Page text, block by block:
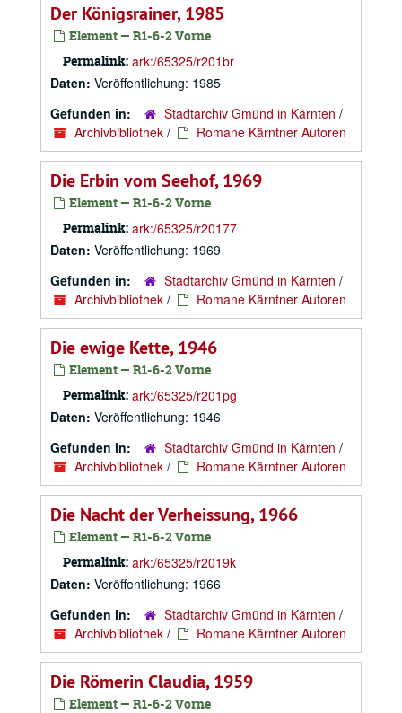
Der Königsrainer, 1985
Element — R1-6-2 Vorne
Permalink: ark:/65325/r201br
Daten: Veröffentlichung: 1985
Gefunden in:
Stadtarchiv Gmünd in Kärnten /
Archivbibliothek / Romane Kärntner Autoren
Die Erbin vom Seehof, 1969
Element — R1-6-2 Vorne
Permalink: ark:/65325/r20177
Daten: Veröffentlichung: 1969
Gefunden in:
Stadtarchiv Gmünd in Kärnten /
Archivbibliothek / Romane Kärntner Autoren
Die ewige Kette, 1946
Element — R1-6-2 Vorne
Permalink: ark:/65325/r201pg
Daten: Veröffentlichung: 1946
Gefunden in:
Stadtarchiv Gmünd in Kärnten /
Archivbibliothek / Romane Kärntner Autoren
Die Nacht der Verheissung, 1966
Element — R1-6-2 Vorne
Permalink: ark:/65325/r2019k
Daten: Veröffentlichung: 1966
Gefunden in:
Stadtarchiv Gmünd in Kärnten /
Archivbibliothek / Romane Kärntner Autoren
Die Römerin Claudia, 1959
Element — R1-6-2 Vorne